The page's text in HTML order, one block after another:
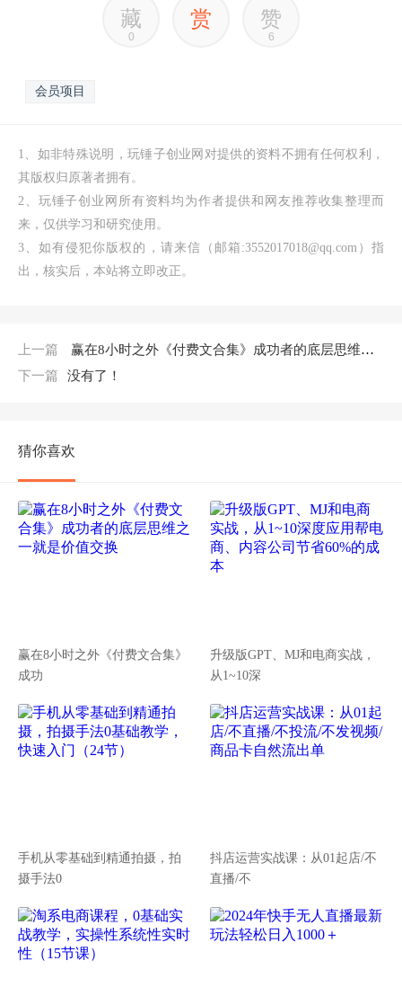
藏
0
赏 赞
6
会员项目
1、如非特殊说明，玩锤子创业网对提供的资料不拥有任何权利，
其版权归原著者拥有。
2、玩锤子创业网所有资料均为作者提供和网友推荐收集整理而
来，仅供学习和研究使用。
3、如有侵犯你版权的，请来信（邮箱:3552017018@qq.com）指
出，核实后，本站将立即改正。
上一篇
赢在8小时之外《付费文合集》成功者的底层思维之一就是价值交换
下一篇
没有了！
猜你喜欢
赢在8小时之外《付费文合集》
成功
升级版GPT、MJ和电商实战，
从1~10深
手机从零基础到精通拍摄，拍
摄手法0
抖店运营实战课：从01起店/不
直播/不